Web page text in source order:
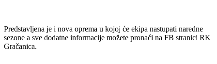
Predstavljena je i nova oprema u kojoj će ekipa nastupati naredne
sezone a sve dodatne informacije možete pronaći na FB stranici RK
Gračanica.